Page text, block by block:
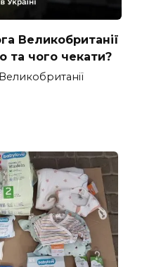
Великобританії
та чого чекати?